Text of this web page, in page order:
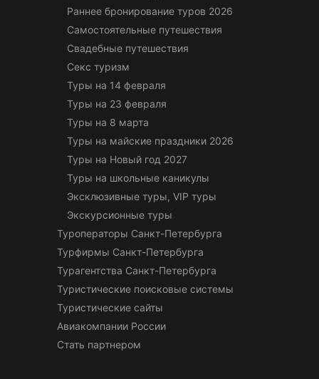
Раннее бронирование туров 2026
Самостоятельные путешествия
Свадебные путешествия
Секс туризм
Туры на 14 февраля
Туры на 23 февраля
Туры на 8 марта
Туры на майские праздники 2026
Туры на Новый год 2027
Туры на школьные каникулы
Эксклюзивные туры, VIP туры
Экскурсионные туры
Туроператоры Санкт-Петербурга
Турфирмы Санкт-Петербурга
Турагентства Санкт-Петербурга
Туристические поисковые системы
Туристические сайты
Авиакомпании России
Стать партнером